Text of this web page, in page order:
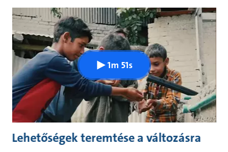
Lehetőségek teremtése a változásra
1m 51s